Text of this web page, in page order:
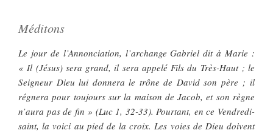
Méditons
Le jour de l’Annonciation, l’archange Gabriel dit à Marie :
« Il (Jésus) sera grand, il sera appelé Fils du Très-Haut ; le
Seigneur Dieu lui donnera le trône de David son père ; il
régnera pour toujours sur la maison de Jacob, et son règne
n’aura pas de fin » (Luc 1, 32-33). Pourtant, en ce Vendredi-
saint, la voici au pied de la croix. Les voies de Dieu doivent